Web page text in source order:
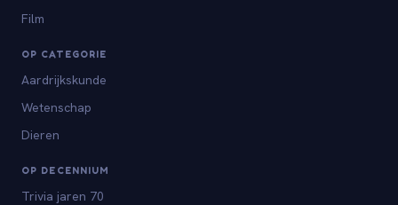
Film
OP CATEGORIE
Aardrijkskunde
Wetenschap
Dieren
OP DECENNIUM
Trivia jaren 70